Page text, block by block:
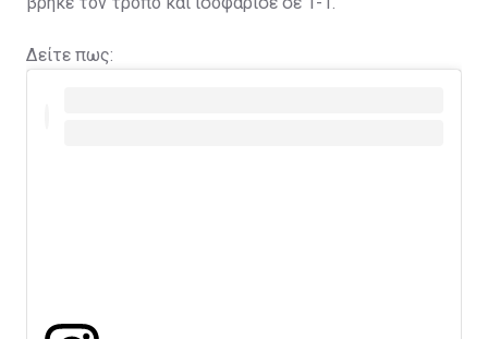
Δείτε πως: